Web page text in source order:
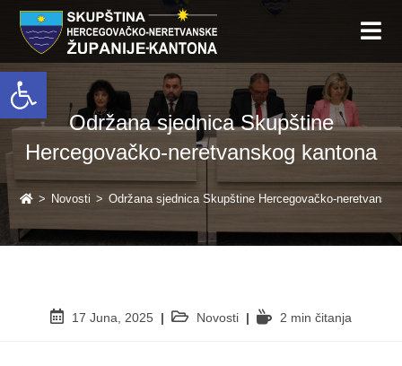
Open toolbar
Održana sjednica Skupštine
Hercegovačko-neretvanskog kantona
> Novosti > Održana sjednica Skupštine Hercegovačko-
17 Juna, 2025 Novosti 2 min čitanja